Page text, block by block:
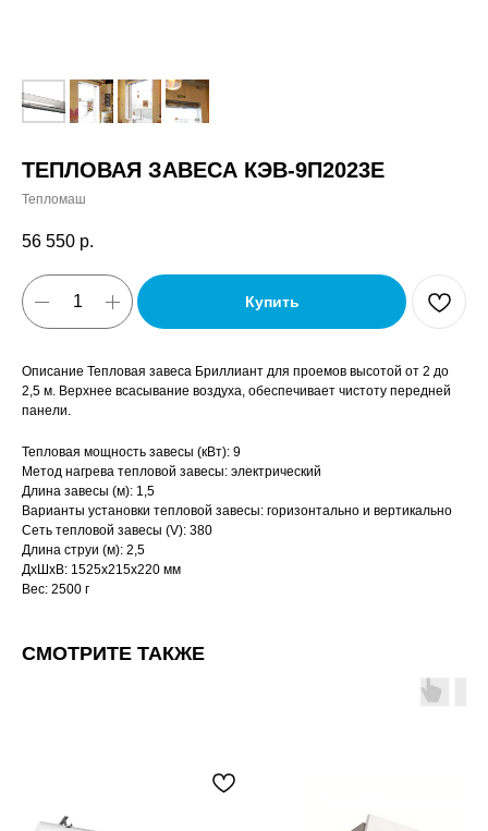
ТЕПЛОВАЯ ЗАВЕСА КЭВ-9П2023E
Тепломаш
56 550 р.
Купить
Описание Тепловая завеса Бриллиант для проемов высотой от 2 до
2,5 м. Верхнее всасывание воздуха, обеспечивает чистоту передней
панели.
Тепловая мощность завесы (кВт): 9
Метод нагрева тепловой завесы: электрический
Длина завесы (м): 1,5
Варианты установки тепловой завесы: горизонтально и вертикально
Сеть тепловой завесы (V): 380
Длина струи (м): 2,5
ДxШxВ: 1525x215x220 мм
Вес: 2500 г
СМОТРИТЕ ТАКЖЕ